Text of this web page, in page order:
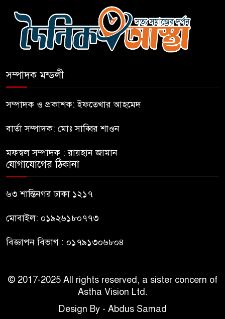
ফুলবাড়িয়া জামায়াতের আমীরসহ
কারাগারে-৩
নতুন আশা’র কক্সবাজার ব্যুরো
দিলো প্রশাসন
আটক-১
সম্পাদক মন্ডলী
সম্পাদক ও প্রকাশক: ইফতেখার আহমেদ
বার্তা সম্পাদক: মোঃ সাব্বির শাওন
মফস্বল সম্পাদক : রায়হান জামান
যোগাযোগের ঠিকানা
৬৩ শান্তিনগর ঢাকা ১২১৭
মোবাইল: ০১৯২৬১৮০৭৭৩
বিজ্ঞাপন বিভাগ : ০১৭৯১৩০৬৮০৪
© 2017-2025 All rights reserved, a sister concern of
Astha Vision Ltd.
Design By - Abdus Samad